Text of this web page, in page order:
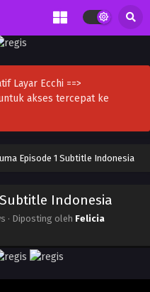
Layar Ecchi ==>
akses tercepat ke
Episode 1 Subtitle Indonesia
Indonesia
· Diposting oleh Felicia